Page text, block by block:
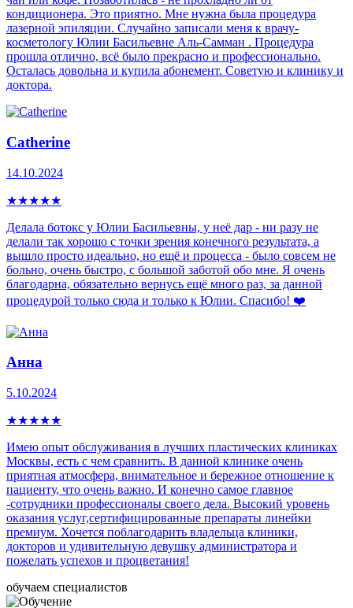
кондиционера. Это приятно. Мне нужна была процедура
лазерной эпиляции. Случайно записали меня к врачу-
косметологу Юлии Басильевне Аль-Самман . Процедура
прошла отлично, всё было прекрасно и профессионально.
Осталась довольна и купила абонемент. Советую и клинику и
доктора.
Catherine
14.10.2024
★★★★★
Делала ботокс у Юлии Басильевны, у неё дар - ни разу не
делали так хорошо с точки зрения конечного результата, а
вышло просто идеально, но ещё и процесса - было совсем не
больно, очень быстро, с большой заботой обо мне. Я очень
благодарна, обязательно вернусь ещё много раз, за данной
процедурой только сюда и только к Юлии. Спасибо! ❤️
Анна
5.10.2024
★★★★★
Имею опыт обслуживания в лучших пластических клиниках
Москвы, есть с чем сравнить. В данной клинике очень
приятная атмосфера, внимательное и бережное отношение к
пациенту, что очень важно. И конечно самое главное
-сотрудники профессионалы своего дела. Высокий уровень
оказания услуг,сертифицированные препараты линейки
премиум. Хочется поблагодарить владельца клиники,
докторов и удивительную девушку администратора и
пожелать успехов и процветания!
обучаем специалистов